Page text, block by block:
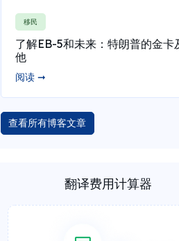
移民
了解EB-5和未来：特朗普的金卡
他
阅读 ➞
查看所有博客文章
翻译费用计算器